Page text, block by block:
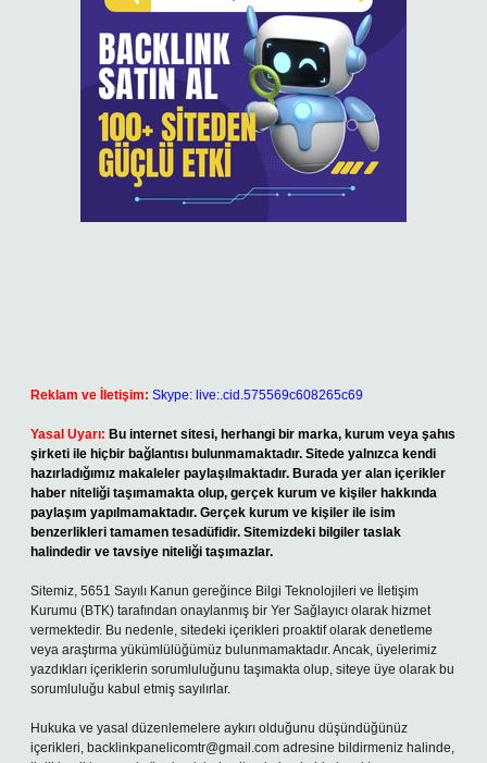
Reklam ve İletişim: Skype: live:.cid.575569c608265c69
Yasal Uyarı: Bu internet sitesi, herhangi bir marka, kurum veya şahıs
şirketi ile hiçbir bağlantısı bulunmamaktadır. Sitede yalnızca kendi
hazırladığımız makaleler paylaşılmaktadır. Burada yer alan içerikler
haber niteliği taşımamakta olup, gerçek kurum ve kişiler hakkında
paylaşım yapılmamaktadır. Gerçek kurum ve kişiler ile isim
benzerlikleri tamamen tesadüfidir. Sitemizdeki bilgiler taslak
halindedir ve tavsiye niteliği taşımazlar.
Sitemiz, 5651 Sayılı Kanun gereğince Bilgi Teknolojileri ve İletişim
Kurumu (BTK) tarafından onaylanmış bir Yer Sağlayıcı olarak hizmet
vermektedir. Bu nedenle, sitedeki içerikleri proaktif olarak denetleme
veya araştırma yükümlülüğümüz bulunmamaktadır. Ancak, üyelerimiz
yazdıkları içeriklerin sorumluluğunu taşımakta olup, siteye üye olarak bu
sorumluluğu kabul etmiş sayılırlar.
Hukuka ve yasal düzenlemelere aykırı olduğunu düşündüğünüz
içerikleri, backlinkpanelicomtr@gmail.com adresine bildirmeniz halinde,